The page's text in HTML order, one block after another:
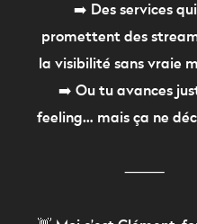
➡️ Des services
promettent des
la visibilité sans vraie
➡️ Ou tu avances
feeling… mais ça ne
⸻